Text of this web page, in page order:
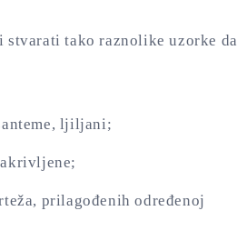
tako raznolike uzorke da
ljiljani;
prilagođenih određenoj